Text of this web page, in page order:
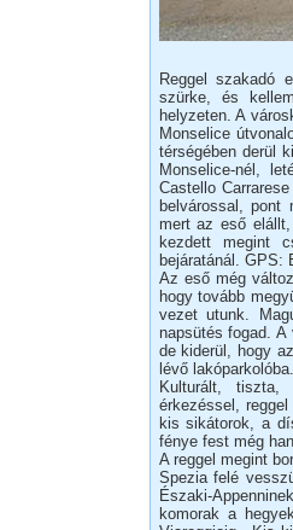
Reggel szakadó
szürke, és
helyzeten. A
Monselice
térségében derül
Monselice-nél,
Castello
belvárossal, pont
mert az eső
kezdett megint
bejáratánál. GPS:
Az eső még
hogy tovább
vezet utunk.
napsütés fogad. A
de kiderül, hogy
lévő
Kulturált,
érkezéssel,
kis sikátorok, a
fénye fest még
A reggel megint
Spezia felé
Északi-
komorak a